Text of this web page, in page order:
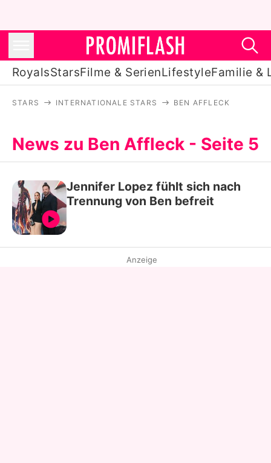
RoyalsStarsFilme & SerienLifestyleFamilie &
Stars
Filme & Serien
Lifestyle
STARS INTERNATIONALE STARS BEN AFFLECK
News zu Ben Affleck - Seite 5
Jennifer Lopez fühlt sich nach
Trennung von Ben befreit
Anzeige